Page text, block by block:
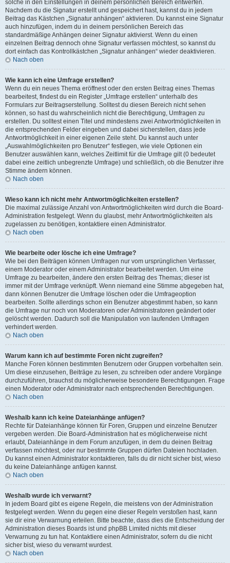
solche in den Einstellungen in deinem persönlichen Bereich entwerfen.
Nachdem du die Signatur erstellt und gespeichert hast, kannst du in jedem
Beitrag das Kästchen „Signatur anhängen“ aktivieren. Du kannst eine Signatur
auch hinzufügen, indem du in deinem persönlichen Bereich das
standardmäßige Anhängen deiner Signatur aktivierst. Wenn du einen
einzelnen Beitrag dennoch ohne Signatur verfassen möchtest, so kannst du
dort einfach das Kontrollkästchen „Signatur anhängen“ wieder deaktivieren.
Nach oben
Wie kann ich eine Umfrage erstellen?
Wenn du ein neues Thema eröffnest oder den ersten Beitrag eines Themas
bearbeitest, findest du ein Register „Umfrage erstellen“ unterhalb des
Formulars zur Beitragserstellung. Solltest du diesen Bereich nicht sehen
können, so hast du wahrscheinlich nicht die Berechtigung, Umfragen zu
erstellen. Du solltest einen Titel und mindestens zwei Antwortmöglichkeiten in
die entsprechenden Felder eingeben und dabei sicherstellen, dass jede
Antwortmöglichkeit in einer eigenen Zeile steht. Du kannst auch unter
„Auswahlmöglichkeiten pro Benutzer“ festlegen, wie viele Optionen ein
Benutzer auswählen kann, welches Zeitlimit für die Umfrage gilt (0 bedeutet
dabei eine zeitlich unbegrenzte Umfrage) und schließlich, ob die Benutzer ihre
Stimme ändern können.
Nach oben
Wieso kann ich nicht mehr Antwortmöglichkeiten erstellen?
Die maximal zulässige Anzahl von Antwortmöglichkeiten wird durch die Board-
Administration festgelegt. Wenn du glaubst, mehr Antwortmöglichkeiten als
zugelassen zu benötigen, kontaktiere einen Administrator.
Nach oben
Wie bearbeite oder lösche ich eine Umfrage?
Wie bei den Beiträgen können Umfragen nur vom ursprünglichen Verfasser,
einem Moderator oder einem Administrator bearbeitet werden. Um eine
Umfrage zu bearbeiten, ändere den ersten Beitrag des Themas; dieser ist
immer mit der Umfrage verknüpft. Wenn niemand eine Stimme abgegeben hat,
dann können Benutzer die Umfrage löschen oder die Umfrageoption
bearbeiten. Sollte allerdings schon ein Benutzer abgestimmt haben, so kann
die Umfrage nur noch von Moderatoren oder Administratoren geändert oder
gelöscht werden. Dadurch soll die Manipulation von laufenden Umfragen
verhindert werden.
Nach oben
Warum kann ich auf bestimmte Foren nicht zugreifen?
Manche Foren können bestimmten Benutzern oder Gruppen vorbehalten sein.
Um diese einzusehen, Beiträge zu lesen, zu schreiben oder andere Vorgänge
durchzuführen, brauchst du möglicherweise besondere Berechtigungen. Frage
einen Moderator oder Administrator nach entsprechenden Berechtigungen.
Nach oben
Weshalb kann ich keine Dateianhänge anfügen?
Rechte für Dateianhänge können für Foren, Gruppen und einzelne Benutzer
vergeben werden. Die Board-Administration hat es möglicherweise nicht
erlaubt, Dateianhänge in dem Forum anzufügen, in dem du deinen Beitrag
verfassen möchtest, oder nur bestimmte Gruppen dürfen Dateien hochladen.
Du kannst einen Administrator kontaktieren, falls du dir nicht sicher bist, wieso
du keine Dateianhänge anfügen kannst.
Nach oben
Weshalb wurde ich verwarnt?
In jedem Board gibt es eigene Regeln, die meistens von der Administration
festgelegt werden. Wenn du gegen eine dieser Regeln verstoßen hast, kann
sie dir eine Verwarnung erteilen. Bitte beachte, dass dies die Entscheidung der
Administration dieses Boards ist und phpBB Limited nichts mit dieser
Verwarnung zu tun hat. Kontaktiere einen Administrator, sofern du die nicht
sicher bist, wieso du verwarnt wurdest.
Nach oben